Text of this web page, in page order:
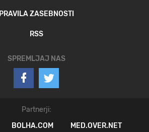
PRAVILA ZASEBNOSTI
RSS
SPREMLJAJ NAS
Partnerji:
BOLHA.COM MED.OVER.NET